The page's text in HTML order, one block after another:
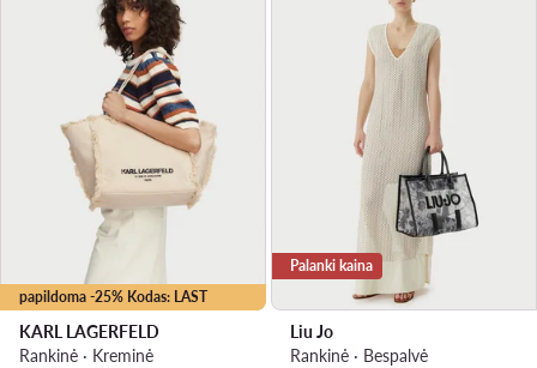
papildoma -25% Kodas: LAST
KARL LAGERFELD
Rankinė · Kreminė
Palanki kaina
Liu Jo
Rankinė · Bespalvė